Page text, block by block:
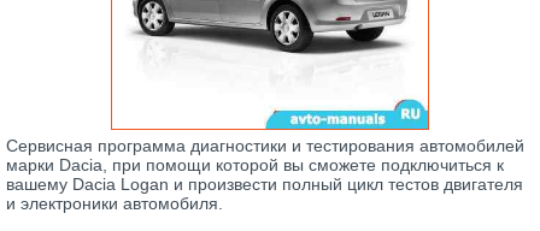
Сервисная программа диагностики и тестирования автомобилей
марки Dacia, при помощи которой вы сможете подключиться к
вашему Dacia Logan и произвести полный цикл тестов двигателя
и электроники автомобиля.